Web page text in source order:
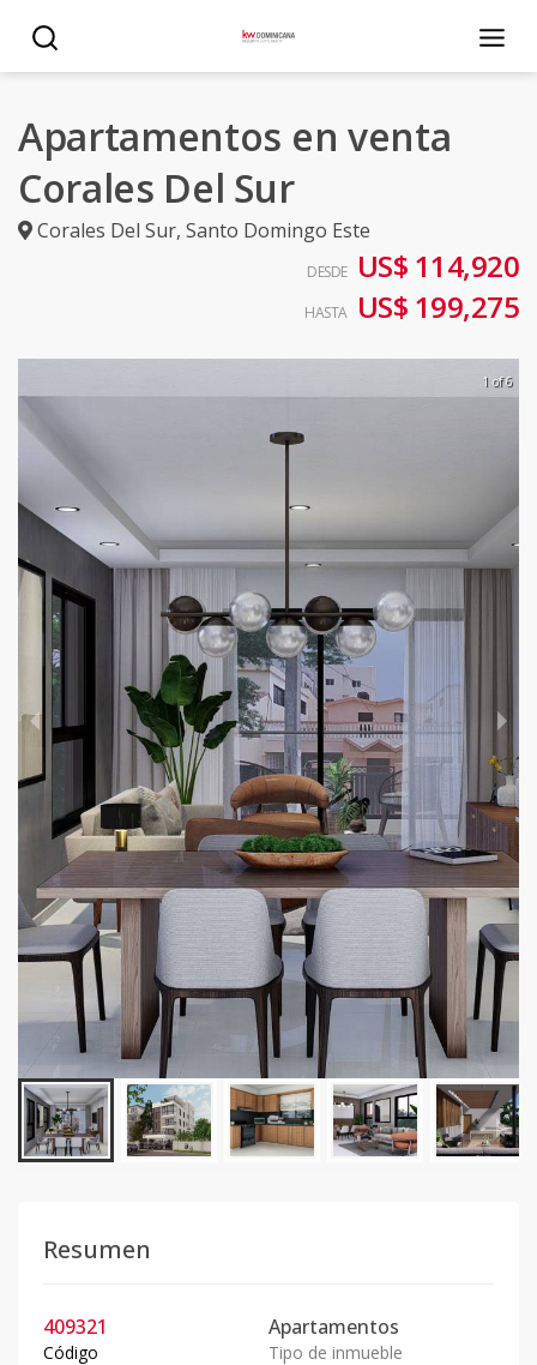
Apartamentos en venta
Corales Del Sur
Corales Del Sur, Santo Domingo Este
DESDE US$ 114,920
HASTA US$ 199,275
1 of 6
Resumen
409321
Código
Apartamentos
Tipo de inmueble